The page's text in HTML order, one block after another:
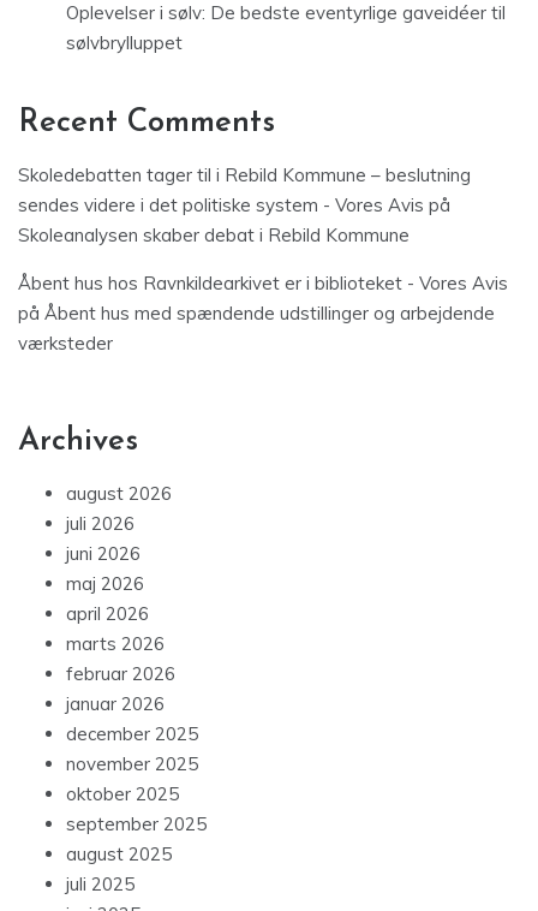
Oplevelser i sølv: De bedste eventyrlige gaveidéer til
sølvbrylluppet
Recent Comments
Skoledebatten tager til i Rebild Kommune – beslutning
sendes videre i det politiske system - Vores Avis på
Skoleanalysen skaber debat i Rebild Kommune
Åbent hus hos Ravnkildearkivet er i biblioteket - Vores Avis
på Åbent hus med spændende udstillinger og arbejdende
værksteder
Archives
august 2026
juli 2026
juni 2026
maj 2026
april 2026
marts 2026
februar 2026
januar 2026
december 2025
november 2025
oktober 2025
september 2025
august 2025
juli 2025